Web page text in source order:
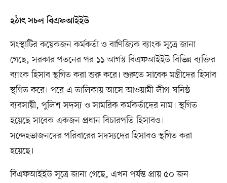
হঠাৎ সচল বিএফআইইউ
সংস্থাটির কয়েকজন কর্মকর্তা ও বাণিজ্যিক ব্যাংক সূত্রে জানা
গেছে, সরকার পতনের পর ১১ আগস্ট বিএফআইইউ বিভিন্ন ব্যক্তির
ব্যাংক হিসাব স্থগিত করা শুরু করে। শুরুতে সাবেক মন্ত্রীদের হিসাব
স্থগিত করে। পরে এ তালিকায় আসে আওয়ামী লীগ-ঘনিষ্ঠ
ব্যবসায়ী, পুলিশ সদস্য ও সামরিক কর্মকর্তাদের নাম। স্থগিত
হয়েছে সাবেক একজন প্রধান বিচারপতি হিসাবও।
সন্দেহভাজনদের পরিবারের সদস্যদের হিসাবও স্থগিত করা
হয়েছে।
বিএফআইইউ সূত্রে জানা গেছে, এখন পর্যন্ত প্রায় ৫০ জন